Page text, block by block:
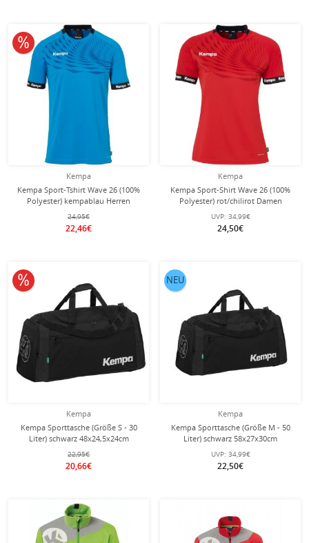
Kempa
Kempa Sport-Tshirt Wave 26 (100%
Polyester) kempablau Herren
24,95€
22,46€
10% reduziert
Kempa
Kempa Sport-Shirt Wave 26 (100%
Polyester) rot/chilirot Damen
UVP: 34,99€
24,50€
Kempa
Kempa Sporttasche (Größe S - 30
Liter) schwarz 48x24,5x24cm
22,95€
20,66€
10% reduziert
Kempa
Kempa Sporttasche (Größe M - 50
Liter) schwarz 58x27x30cm
UVP: 34,99€
22,50€
NEU